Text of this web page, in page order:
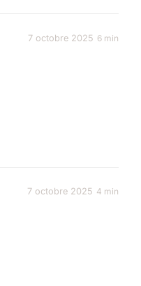
7 octobre 2025 6 min
7 octobre 2025 4 min